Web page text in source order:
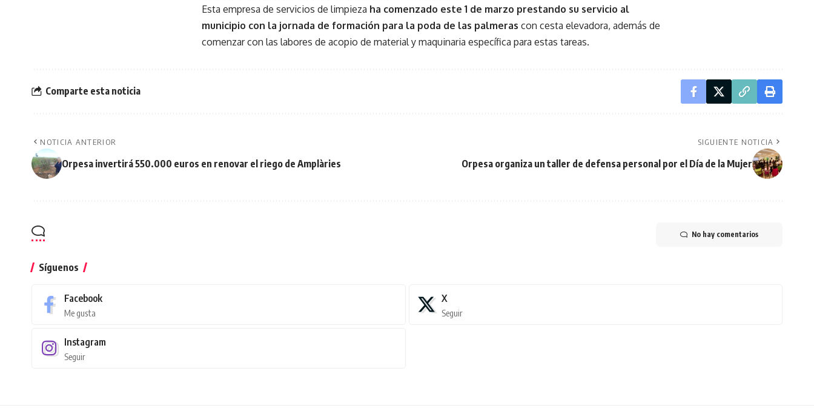
Esta empresa de servicios de limpieza ha comenzado este 1 de marzo prestando su servicio al
municipio con la jornada de formación para la poda de las palmeras con cesta elevadora, además de
comenzar con las labores de acopio de material y maquinaria específica para estas tareas.
Comparte esta noticia
NOTICIA ANTERIOR
Orpesa invertirá 550.000 euros en renovar el riego de Amplàries
SIGUIENTE NOTICIA
Orpesa organiza un taller de defensa personal por el Día de la Mujer
No hay comentarios
Síguenos
Facebook
Me gusta
X
Seguir
Instagram
Seguir